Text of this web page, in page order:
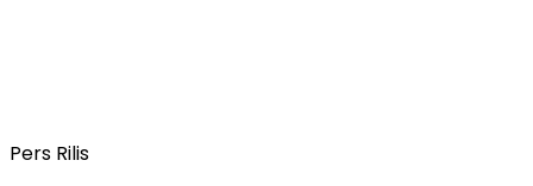
Pers Rilis